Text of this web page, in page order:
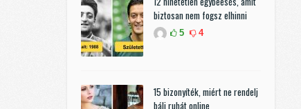
biztosan nem fogsz elhinni
5 4
15 bizonyíték, miért ne rendelj
báli ruhát online